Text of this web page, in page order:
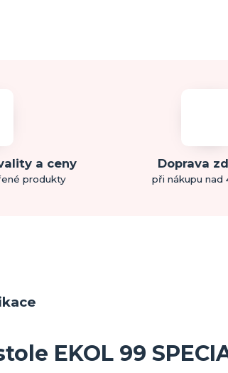
a ceny
produkty
Doprava
při nákupu nad
EKOL 99